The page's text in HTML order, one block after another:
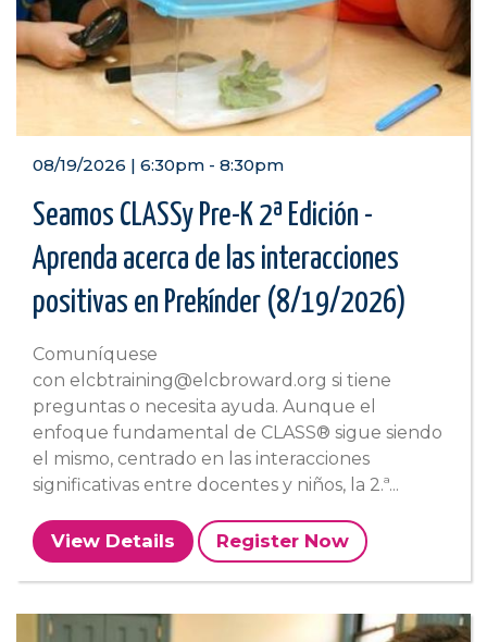
08/19/2026 | 6:30pm - 8:30pm
Seamos CLASSy Pre-K 2ª Edición -
Aprenda acerca de las interacciones
positivas en Prekínder (8/19/2026)
Comuníquese
con elcbtraining@elcbroward.org si tiene
preguntas o necesita ayuda. Aunque el
enfoque fundamental de CLASS® sigue siendo
el mismo, centrado en las interacciones
significativas entre docentes y niños, la 2.ª...
View Details Register Now